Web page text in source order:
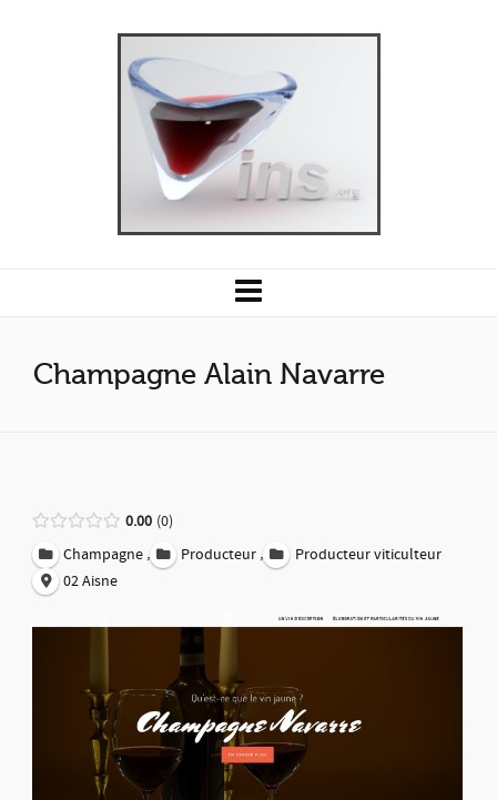
Champagne Alain Navarre
0.00 0
Champagne , Producteur ,
Producteur viticulteur
02 Aisne